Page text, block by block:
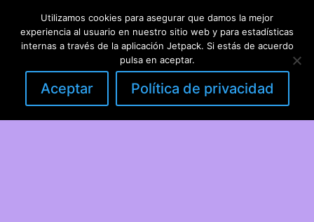
DIY con lana LinkedIn
Instagram
Facebook
Acceder
Utilizamos cookies para asegurar que damos la mejor
experiencia al usuario en nuestro sitio web y para estadísticas
internas a través de la aplicación Jetpack. Si estás de acuerdo
pulsa en aceptar.
Aceptar Política de privacidad